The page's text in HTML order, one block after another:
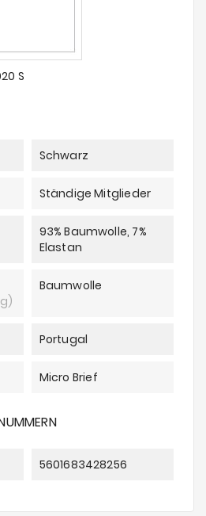
S
Schwarz
Ständige Mitglieder
93% Baumwolle, 7%
Elastan
Baumwolle
Portugal
Micro Brief
5601683428256